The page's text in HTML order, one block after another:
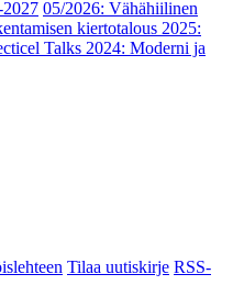
05/2026: Vähähiilinen
kiertotalous 2025:
Talks 2024: Moderni ja
Tilaa uutiskirje RSS-